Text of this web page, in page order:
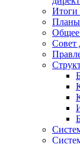
Итоги
Планы
Общее
Совет